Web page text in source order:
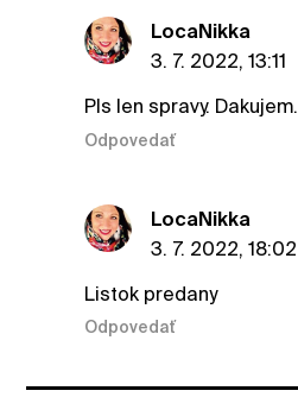
LocaNikka
3. 7. 2022, 13:11
Pls len spravy. Dakujem.
Odpovedať
LocaNikka
3. 7. 2022, 18:02
Listok predany
Odpovedať